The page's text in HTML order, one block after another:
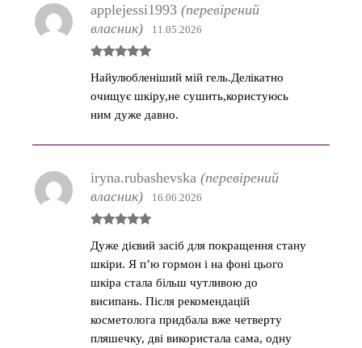
5з 5
applejessi1993 (перевірений
власник)
11.05.2026
Найулюбленіший мій гель.Делікатно
очищує шкіру,не сушить,користуюсь
ним дуже давно.
5з 5
iryna.rubashevska (перевірений
власник)
16.06.2026
Дуже дієвий засіб для покращення стану
шкіри. Я пʼю гормон і на фоні цього
шкіра стала більш чутливою до
висипань. Після рекомендацій
косметолога придбала вже четверту
пляшечку, дві використала сама, одну